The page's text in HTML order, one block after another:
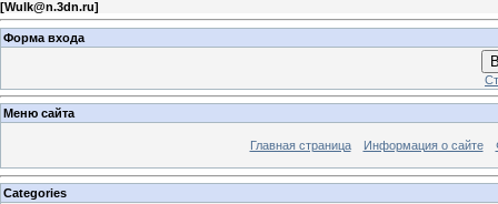
[Wulk@n.3dn.ru]
Форма входа
Меню сайта
Главная страница Информация о сайте
Categories